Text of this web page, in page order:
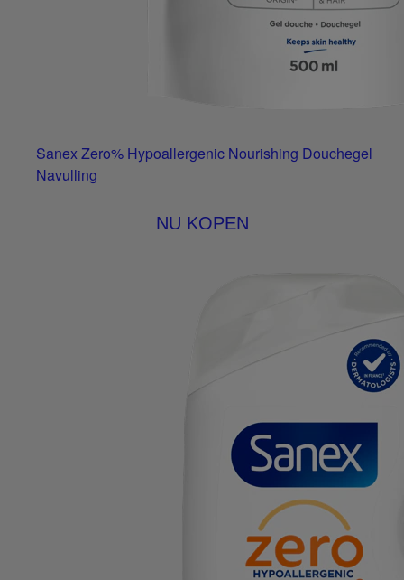
Sanex Zero% Hypoallergenic Nourishing Douchegel
Navulling
NU KOPEN